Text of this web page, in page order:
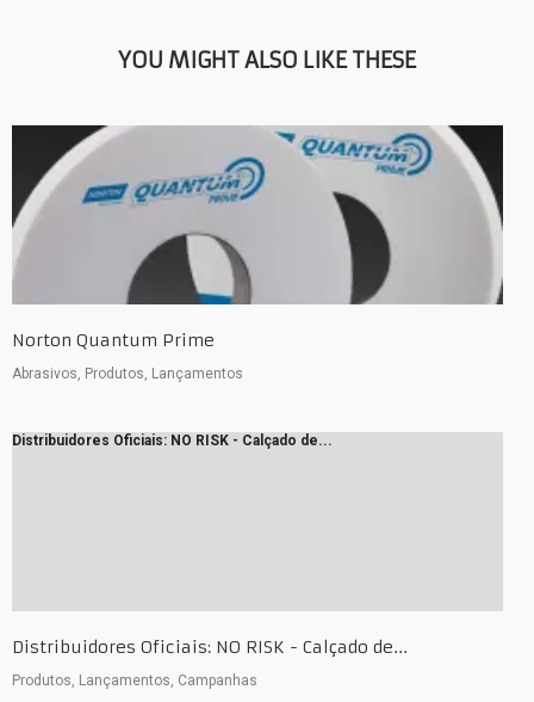
YOU MIGHT ALSO LIKE THESE
Norton Quantum Prime
Abrasivos, Produtos, Lançamentos
Distribuidores Oficiais: NO RISK - Calçado de...
Distribuidores Oficiais: NO RISK - Calçado de...
Produtos, Lançamentos, Campanhas